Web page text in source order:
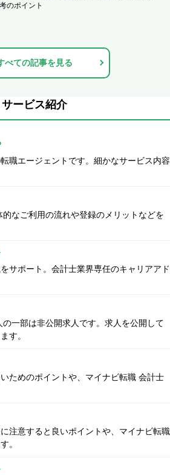
のポイント
べての記事を見る
サービス紹介
職エージェントです。細かなサービス内容
なご利用の流れや登録のメリットなどを
サポート。会計士業界専任のキャリアアド
一部は非公開求人です。求人を公開して
す。
ためのポイントや、マイナビ転職 会計士
注意すると良いポイントや、マイナビ転職
。